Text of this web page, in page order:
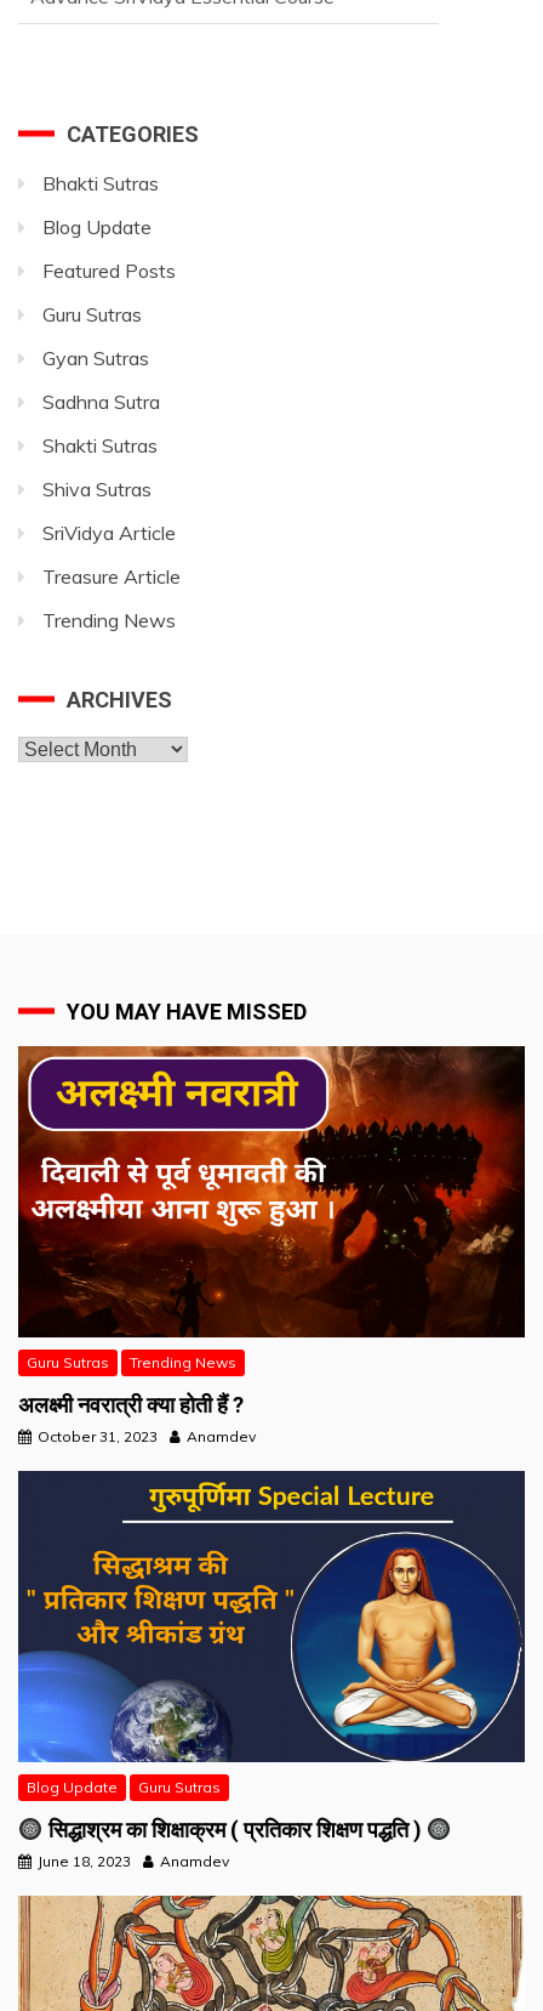
CATEGORIES
Bhakti Sutras
Blog Update
Featured Posts
Guru Sutras
Gyan Sutras
Sadhna Sutra
Shakti Sutras
Shiva Sutras
SriVidya Article
Treasure Article
Trending News
ARCHIVES
Archives
YOU MAY HAVE MISSED
Guru Sutras Trending News
अलक्ष्मी नवरात्री क्या होती हैं ?
October 31, 2023 Anamdev
Blog Update Guru Sutras
सिद्धाश्रम का शिक्षाक्रम ( प्रतिकार शिक्षण पद्धति )
June 18, 2023 Anamdev